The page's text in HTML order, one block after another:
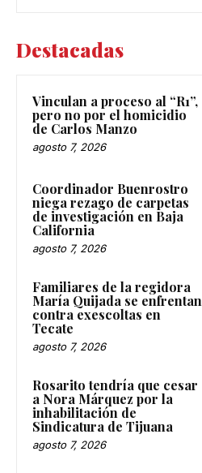
Destacadas
Vinculan a proceso al “R1”,
pero no por el homicidio
de Carlos Manzo
agosto 7, 2026
Coordinador Buenrostro
niega rezago de carpetas
de investigación en Baja
California
agosto 7, 2026
Familiares de la regidora
María Quijada se enfrentan
contra exescoltas en
Tecate
agosto 7, 2026
Rosarito tendría que cesar
a Nora Márquez por la
inhabilitación de
Sindicatura de Tijuana
agosto 7, 2026